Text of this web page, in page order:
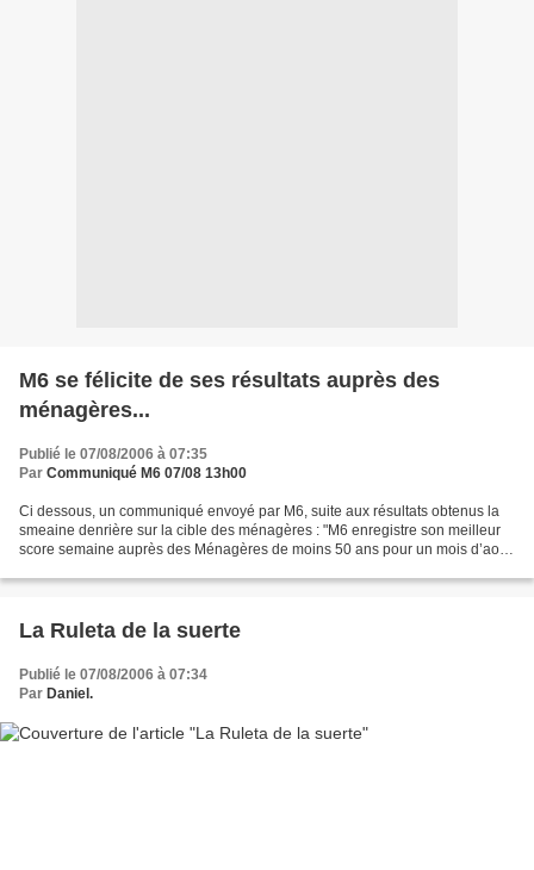
M6 se félicite de ses résultats auprès des
ménagères...
Publié le 07/08/2006 à 07:35
Par Communiqué M6 07/08 13h00
Ci dessous, un communiqué envoyé par M6, suite aux résultats obtenus la
smeaine denrière sur la cible des ménagères : "M6 enregistre son meilleur
score semaine auprès des Ménagères de moins 50 ans pour un mois d’août
La Ruleta de la suerte
Publié le 07/08/2006 à 07:34
Par Daniel.